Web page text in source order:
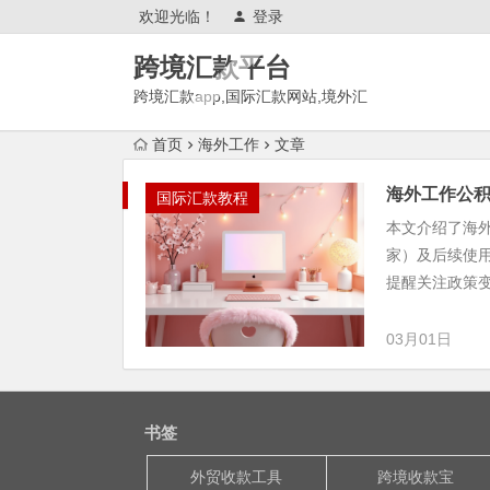
欢迎光临！ 登录
跨境汇款平台
跨境汇款app,国际汇款网站,境外汇
首页 海外工作 文章
国际汇款教程 海外工作公
本文介绍了海
家）及后续使
提醒关注政策
03月01日
书签
外贸收款工具 跨境收款宝